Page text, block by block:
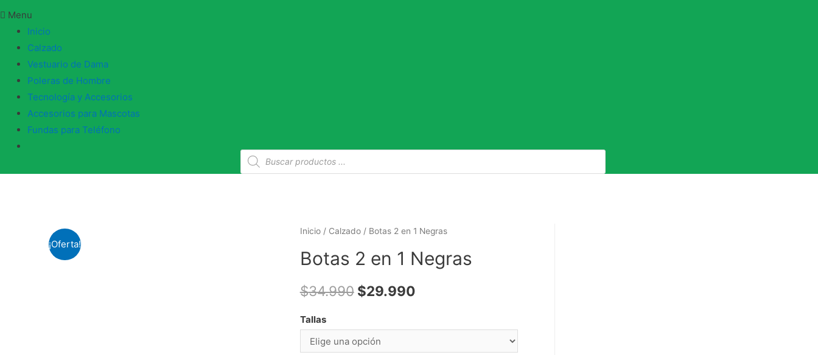
Menu
Inicio
Calzado
Vestuario de Dama
Poleras de Hombre
Tecnología y Accesorios
Accesorios para Mascotas
Fundas para Teléfono
Búsqueda
de
productos
¡Oferta!
Inicio/ Calzado/ Botas 2 en 1 Negras
Botas 2 en 1 Negras
$34.990 $29.990
Tallas